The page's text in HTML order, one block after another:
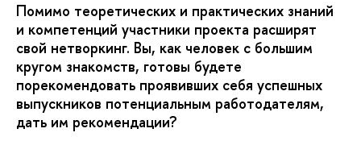
Помимо теоретических и практических знаний
и компетенций участники проекта расширят
свой нетворкинг. Вы, как человек с большим
кругом знакомств, готовы будете
порекомендовать проявивших себя успешных
выпускников потенциальным работодателям,
дать им рекомендации?